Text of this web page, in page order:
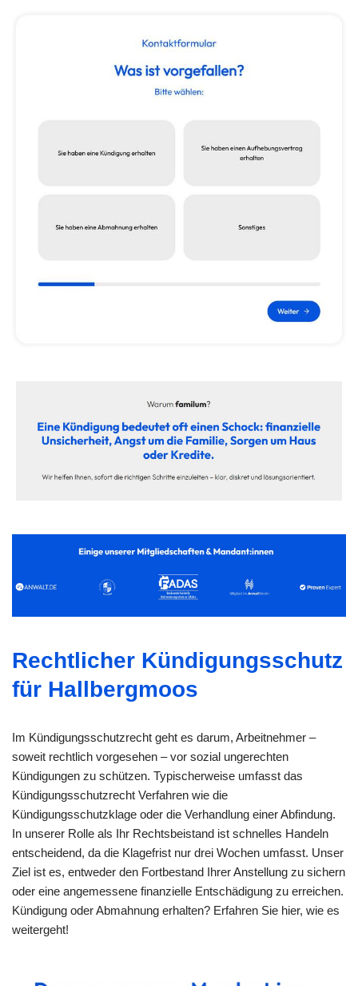
Rechtlicher Kündigungsschutz
für Hallbergmoos
Im Kündigungsschutzrecht geht es darum, Arbeitnehmer –
soweit rechtlich vorgesehen – vor sozial ungerechten
Kündigungen zu schützen. Typischerweise umfasst das
Kündigungsschutzrecht Verfahren wie die
Kündigungsschutzklage oder die Verhandlung einer Abfindung.
In unserer Rolle als Ihr Rechtsbeistand ist schnelles Handeln
entscheidend, da die Klagefrist nur drei Wochen umfasst. Unser
Ziel ist es, entweder den Fortbestand Ihrer Anstellung zu sichern
oder eine angemessene finanzielle Entschädigung zu erreichen.
Kündigung oder Abmahnung erhalten? Erfahren Sie hier, wie es
weitergeht!